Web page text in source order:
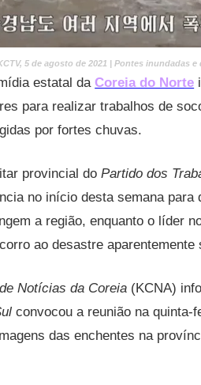
5 de agosto de 2021 | Pontes inundadas e
estatal daCoreia do Norte
para realizar trabalhos de
por fortes chuvas.
provincial doPartido dos
no início desta semana
a região, enquanto o líder
ao desastre aparentemente
Notícias da Coreia (KCNA)
convocou a reunião na quinta-
das enchentes na